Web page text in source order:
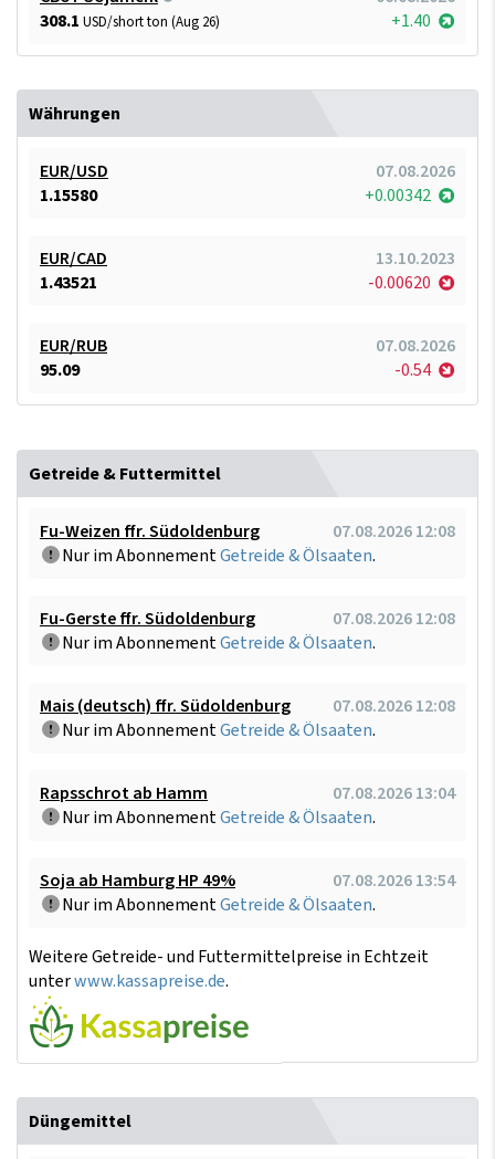
308.1 USD/short ton (Aug 26) +1.40
Währungen
EUR/USD
07.08.2026
1.15580
+0.00342
EUR/CAD
13.10.2023
1.43521
-0.00620
EUR/RUB
07.08.2026
95.09
-0.54
Getreide & Futtermittel
Fu-Weizen ffr. Südoldenburg
07.08.2026 12:08
Nur im AbonnementGetreide & Ölsaaten.
Fu-Gerste ffr. Südoldenburg
07.08.2026 12:08
Nur im AbonnementGetreide & Ölsaaten.
Mais (deutsch) ffr. Südoldenburg
07.08.2026 12:08
Nur im AbonnementGetreide & Ölsaaten.
Rapsschrot ab Hamm
07.08.2026 13:04
Nur im AbonnementGetreide & Ölsaaten.
Soja ab Hamburg HP 49%
07.08.2026 13:54
Nur im AbonnementGetreide & Ölsaaten.
Weitere Getreide- und Futtermittelpreise in Echtzeit
unterwww.kassapreise.de.
Düngemittel